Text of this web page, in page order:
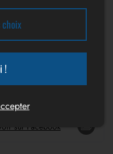
50 60
sur Facebook
!